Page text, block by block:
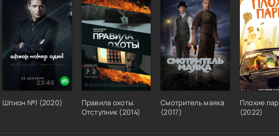
Шпион №1 (2020)
Правила охоты.
Отступник (2014)
Смотритель маяка
(2017)
Плохие
(2022)